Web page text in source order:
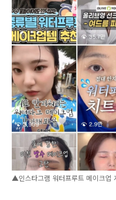
▲인스타그램 워터프루트 메이크업